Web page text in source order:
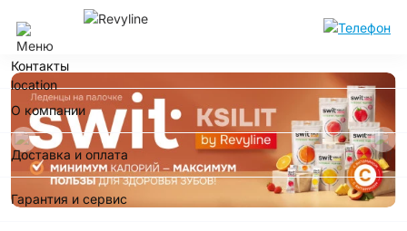
Кемерово
Контакты
О компании
Доставка и оплата
Гарантия и сервис